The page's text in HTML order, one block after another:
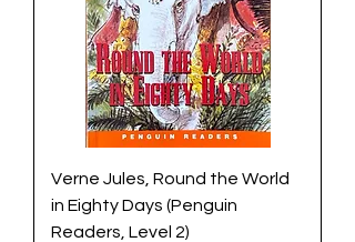
Verne Jules, Round the World
in Eighty Days (Penguin
Readers, Level 2)